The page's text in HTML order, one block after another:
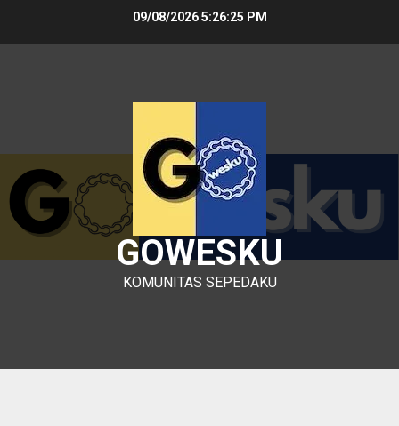
09/08/20265:26:26 PM
GOWESKU
KOMUNITAS SEPEDAKU